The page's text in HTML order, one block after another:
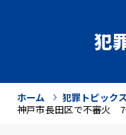
犯
ホーム 犯罪トピックス
神戸市長田区で不審火